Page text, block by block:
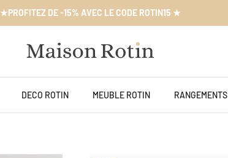
★PROFITEZ DE -15% AVEC LE CODE ROTIN15 ★
DECO ROTIN MEUBLE ROTIN